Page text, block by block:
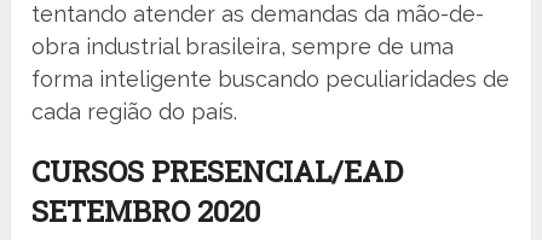
tentando atender as demandas da mão-de-
obra industrial brasileira, sempre de uma
forma inteligente buscando peculiaridades de
cada região do país.
CURSOS PRESENCIAL/EAD
SETEMBRO 2020